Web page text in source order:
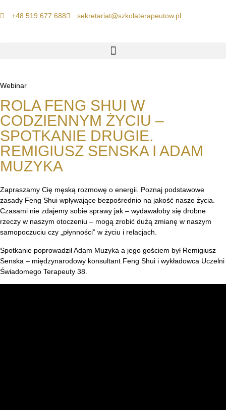
+48 519 677 688 sekretariat@szkolaterapeutow.pl
Webinar
ROLA FENG SHUI W
CODZIENNYM ŻYCIU –
SPOTKANIE DRUGIE.
REMIGIUSZ SENSKA I ADAM
MUZYKA
Zapraszamy Cię męską rozmowę o energii. Poznaj podstawowe
zasady Feng Shui wpływające bezpośrednio na jakość nasze życia.
Czasami nie zdajemy sobie sprawy jak – wydawałoby się drobne
rzeczy w naszym otoczeniu – mogą zrobić dużą zmianę w naszym
samopoczuciu czy „płynności” w życiu i relacjach.
Spotkanie poprowadził Adam Muzyka a jego gościem był Remigiusz
Senska – międzynarodowy konsultant Feng Shui i wykładowca Uczelni
Świadomego Terapeuty 38.